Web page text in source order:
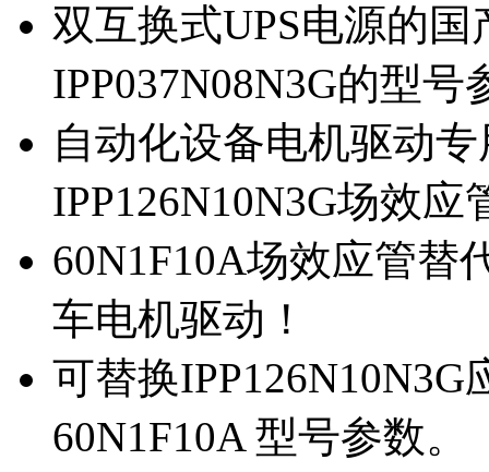
双互换式UPS电源的
IPP037N08N3G的型号
自动化设备电机驱动
IPP126N10N3G场效应
60N1F10A场效应管替
车电机驱动！
可替换
60N1F10A 型号参数。